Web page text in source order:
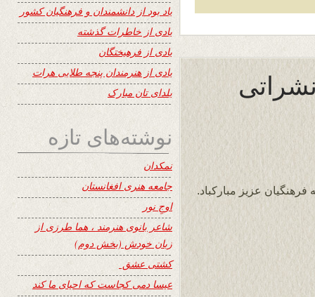
یاد بود از دانشمندان و فرهنگیان کشور
یادی از خاطرات گذشته
یادی از فرهیختگان
یادی از هنرمندان پنجه طلایی هرات
یلدای تان مبارک
نوشته‌های تازه
نمکدان
جامعه هنری افغانستان
اوجِ نور
شاعر بانوی هنرمند ، هما طرزی از
زبان خودش (بخش دوم)
کشتی عشق
عیسا دمی کجاست که احیای ما کند